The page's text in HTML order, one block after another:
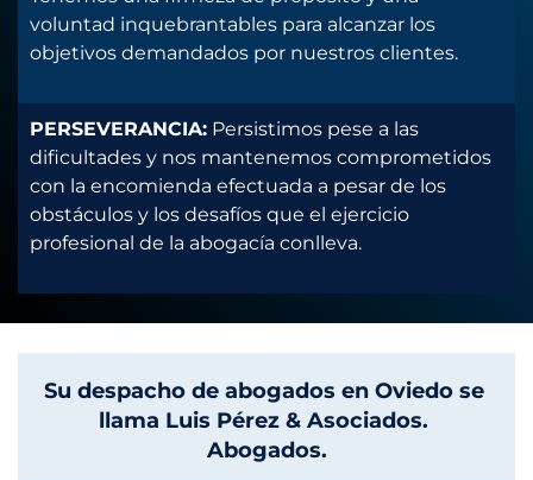
voluntad inquebrantables para alcanzar los
objetivos demandados por nuestros clientes.
PERSEVERANCIA: Persistimos pese a las
dificultades y nos mantenemos comprometidos
con la encomienda efectuada a pesar de los
obstáculos y los desafíos que el ejercicio
profesional de la abogacía conlleva.
Su despacho de abogados en Oviedo se
llama Luis Pérez & Asociados.
Abogados.